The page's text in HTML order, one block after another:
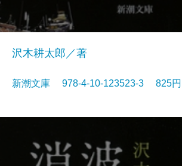
沢木耕太郎／著
新潮文庫 978-4-10-123523-3 825